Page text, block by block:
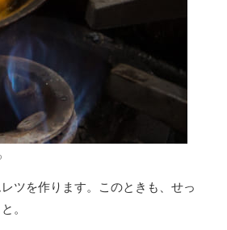
ツを作ります。このときも、せっ
。